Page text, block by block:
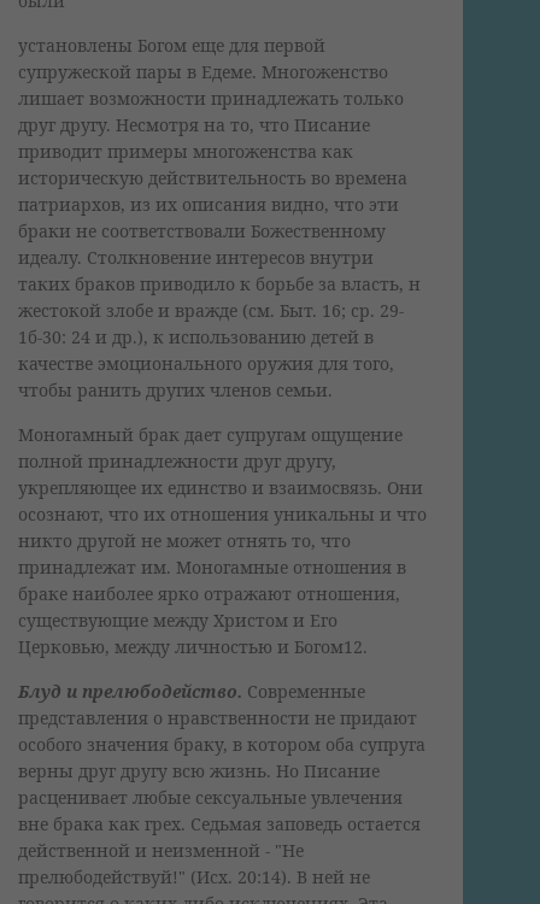
установлены Богом еще для первой
супружеской пары в Едеме. Многоженство
лишает возможности принадлежать только
друг другу. Несмотря на то, что Писание
приводит примеры многоженства как
историческую действительность во времена
патриархов, из их описания видно, что эти
браки не соответствовали Божественному
идеалу. Столкновение интересов внутри
таких браков приводило к борьбе за власть, н
жестокой злобе и вражде (см. Быт. 16; ср. 29-
1б-30: 24 и др.), к использованию детей в
качестве эмоционального оружия для того,
чтобы ранить других членов семьи.
Моногамный брак дает супругам ощущение
полной принадлежности друг другу,
укрепляющее их единство и взаимосвязь. Они
осознают, что их отношения уникальны и что
никто другой не может отнять то, что
принадлежат им. Моногамные отношения в
браке наиболее ярко отражают отношения,
существующие между Христом и Его
Церковью, между личностью и Богом12.
Блуд и прелюбодейство. Современные
представления о нравственности не придают
особого значения браку, в котором оба супруга
верны друг другу всю жизнь. Но Писание
расценивает любые сексуальные увлечения
вне брака как грех. Седьмая заповедь остается
действенной и неизменной - "Не
прелюбодействуй!" (Исх. 20:14). В ней не